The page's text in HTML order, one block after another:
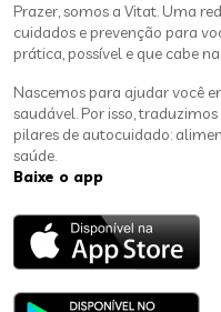
Prazer, somos a Vitat. Uma
cuidados e prevenção para
prática, possível e que cabe
Nascemos para ajudar você
saudável. Por isso,
pilares de autocuidado:
saúde.
Baixe o app